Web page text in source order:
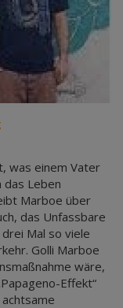
was einem Vater
das Leben
Marboe über
das Unfassbare
Mal so viele
Golli Marboe
wäre,
Effekt“